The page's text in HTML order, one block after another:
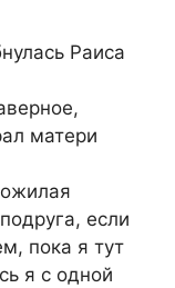
Раиса
матери
если
пока я тут
я с одной